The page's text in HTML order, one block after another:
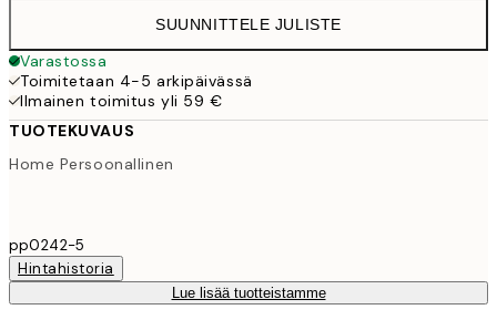
SUUNNITTELE JULISTE
Varastossa
Toimitetaan 4-5 arkipäivässä
Ilmainen toimitus yli 59 €
TUOTEKUVAUS
Home Persoonallinen
pp0242-5
Hintahistoria
Lue lisää tuotteistamme